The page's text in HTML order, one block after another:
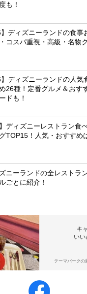
も！
】ディズニーランドの食
コスパ重視・高級・名物
】ディズニーランドの人気
26種！定番グルメ＆おす
ドも！
】ディズニーレストラン食
TOP15！人気・おすすめ
ズニーランドの全レストラ
ごとに紹介！
キ
いい
テーマパークの